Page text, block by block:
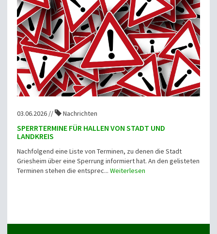
03.06.2026 // Nachrichten
SPERRTERMINE FÜR HALLEN VON STADT UND
LANDKREIS
Nachfolgend eine Liste von Terminen, zu denen die Stadt
Griesheim über eine Sperrung informiert hat. An den gelisteten
Terminen stehen die entsprec... Weiterlesen